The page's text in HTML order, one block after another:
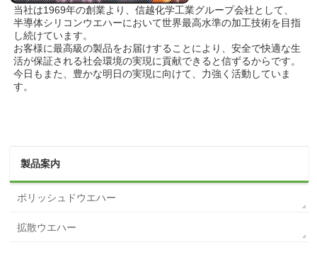
当社は1969年の創業より、信越化学工業グループ会社として、
半導体シリコンウエハーにおいて世界最高水準の加工技術を目指
し続けています。
お客様に最高級の製品をお届けすることにより、安全で快適な生
活が保証される社会環境の実現に貢献できると信ずるからです。
今日もまた、豊かな明日の実現に向けて、力強く活動していま
す。
製品案内
ポリッシュドウエハー
拡散ウエハー